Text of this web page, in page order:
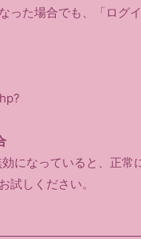
た場合でも、「ログ
になっていると、正常
試しください。